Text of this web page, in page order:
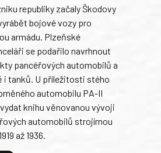
republiky začaly Škodovy
bojové vozy pro
armádu. Plzeňské
se podařilo navrhnout
pancéřových automobilů a
i tanků. U příležitosti stého
automobilu PA-II
knihu věnovanou vývoji
automobilů strojírnou
až 1936.